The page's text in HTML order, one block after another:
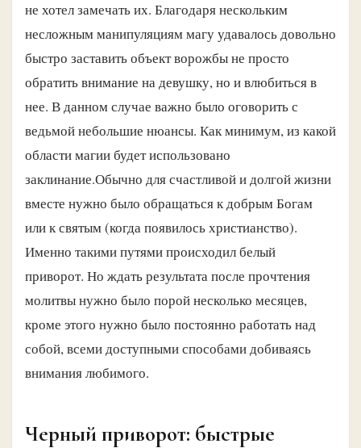
не хотел замечать их. Благодаря нескольким
несложным манипуляциям магу удавалось довольно
быстро заставить объект ворожбы не просто
обратить внимание на девушку, но и влюбиться в
нее. В данном случае важно было оговорить с
ведьмой небольшие нюансы. Как минимум, из какой
области магии будет использовано
заклинание.Обычно для счастливой и долгой жизни
вместе нужно было обращаться к добрым Богам
или к святым (когда появилось христианство).
Именно такими путями происходил белый
приворот. Но ждать результата после прочтения
молитвы нужно было порой несколько месяцев,
кроме этого нужно было постоянно работать над
собой, всеми доступными способами добиваясь
внимания любимого.
Черный приворот: быстрые